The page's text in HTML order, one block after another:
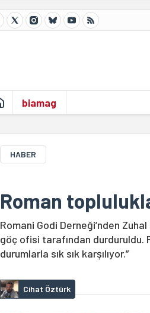
biamag
HABER
Roman
Romani Godi Derneği’nden
göç ofisi tarafından durduruldu.
durumlarla sık sık karşılıyor.”
Cihat Öztürk